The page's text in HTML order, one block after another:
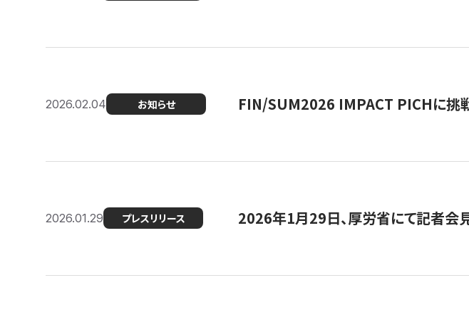
2026.02.04 お知らせ FIN/SUM2026 IMPACT PICHに挑
2026.01.29 プレスリリース 2026年1月29日、厚労省にて記者会